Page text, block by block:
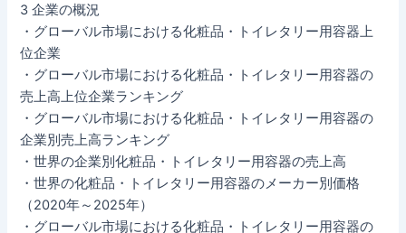
3 企業の概況
・グローバル市場における化粧品・トイレタリー用容器上
位企業
・グローバル市場における化粧品・トイレタリー用容器の
売上高上位企業ランキング
・グローバル市場における化粧品・トイレタリー用容器の
企業別売上高ランキング
・世界の企業別化粧品・トイレタリー用容器の売上高
・世界の化粧品・トイレタリー用容器のメーカー別価格
（2020年～2025年）
・グローバル市場における化粧品・トイレタリー用容器の